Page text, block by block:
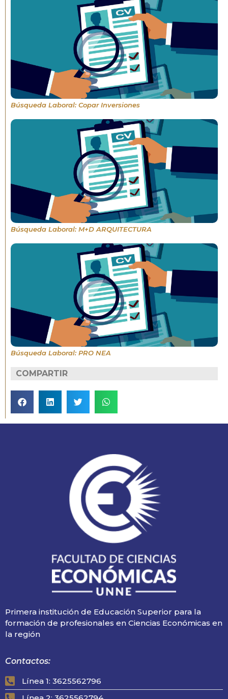
Búsqueda Laboral: Copar Inversiones
Búsqueda Laboral: M+D ARQUITECTURA
Búsqueda Laboral: PRO NEA
COMPARTIR
Primera institución de Educación Superior para la
formación de profesionales en Ciencias Económicas en
la región
Contactos:
Línea 1: 3625562796